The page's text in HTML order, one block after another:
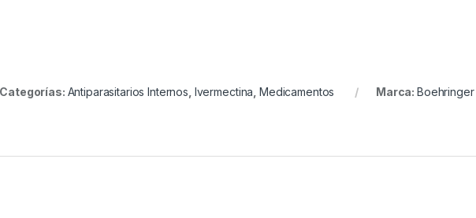
Categorías: Antiparasitarios Internos Ivermectina Medicamentos Marca:Boehringer